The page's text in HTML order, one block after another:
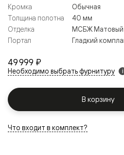
49 999 ₽
Необходимо выбрать фурнитуру i
В корзину
Кромка
Обычная
Толщина полотна
40 мм
Отделка
МСБЖ Матовый
Портал
Гладкий
Что входит в комплект?